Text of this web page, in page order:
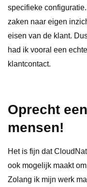
specifieke
zaken naar eigen
eisen van de klant.
had ik vooral een
klantcontact.
Oprecht
mensen!
Het is fijn dat
ook mogelijk maakt
Zolang ik mijn werk